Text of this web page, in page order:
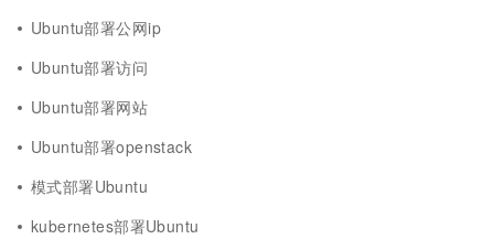
Ubuntu部署公网ip
Ubuntu部署访问
Ubuntu部署网站
Ubuntu部署openstack
模式部署Ubuntu
kubernetes部署Ubuntu